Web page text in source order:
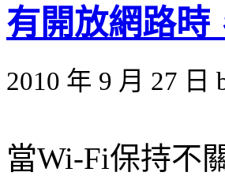
有開放網路時
2010 年 9 月 27 日
當Wi-Fi保持不